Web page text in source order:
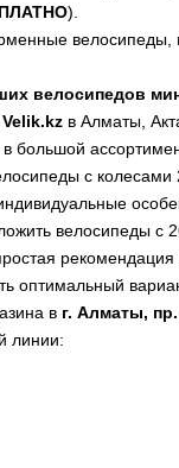
).
велосипеды,
велосипедов
Velik.kz в Алматы,
большой
с
велосипеды с
оптимальный
в г. Алматы,
линии: